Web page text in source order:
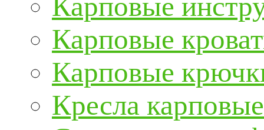
Карповые
Карповые
Кресла карповые